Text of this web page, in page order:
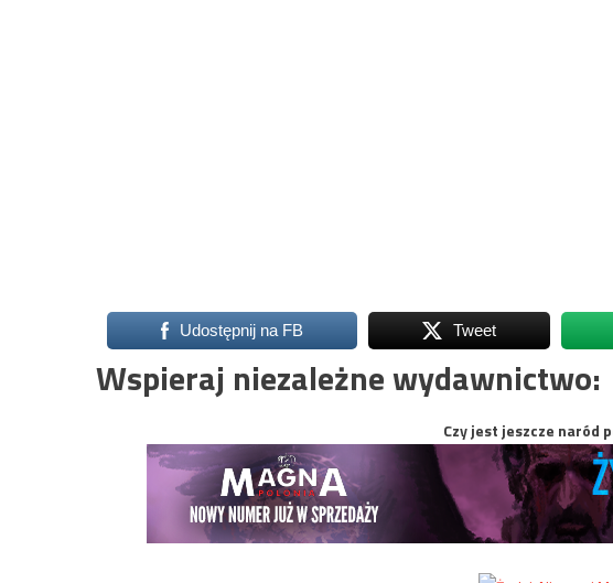
Udostępnij na FB Tweet
Wspieraj niezależne wydawnictwo:
Czy jest jeszcze naród